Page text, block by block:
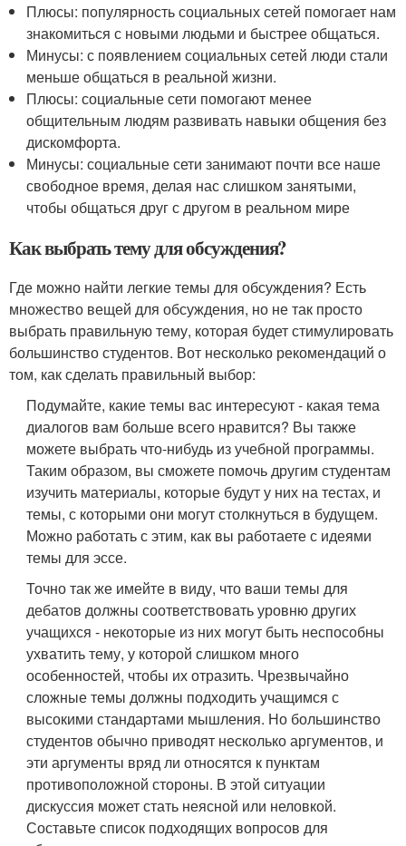
Плюсы: популярность социальных сетей помогает нам
знакомиться с новыми людьми и быстрее общаться.
Минусы: с появлением социальных сетей люди стали
меньше общаться в реальной жизни.
Плюсы: социальные сети помогают менее
общительным людям развивать навыки общения без
дискомфорта.
Минусы: социальные сети занимают почти все наше
свободное время, делая нас слишком занятыми,
чтобы общаться друг с другом в реальном мире
Как выбрать тему для обсуждения?
Где можно найти легкие темы для обсуждения? Есть
множество вещей для обсуждения, но не так просто
выбрать правильную тему, которая будет стимулировать
большинство студентов. Вот несколько рекомендаций о
том, как сделать правильный выбор:
Подумайте, какие темы вас интересуют - какая тема
диалогов вам больше всего нравится? Вы также
можете выбрать что-нибудь из учебной программы.
Таким образом, вы сможете помочь другим студентам
изучить материалы, которые будут у них на тестах, и
темы, с которыми они могут столкнуться в будущем.
Можно работать с этим, как вы работаете с идеями
темы для эссе.
Точно так же имейте в виду, что ваши темы для
дебатов должны соответствовать уровню других
учащихся - некоторые из них могут быть неспособны
ухватить тему, у которой слишком много
особенностей, чтобы их отразить. Чрезвычайно
сложные темы должны подходить учащимся с
высокими стандартами мышления. Но большинство
студентов обычно приводят несколько аргументов, и
эти аргументы вряд ли относятся к пунктам
противоположной стороны. В этой ситуации
дискуссия может стать неясной или неловкой.
Составьте список подходящих вопросов для